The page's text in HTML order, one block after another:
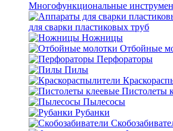
Многофункциональные
для сварки пластиковых труб
Ножницы
Отбойные
Перфораторы
Пилы
Пистолеты
Пылесосы
Рубанки